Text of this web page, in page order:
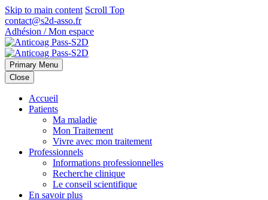
Skip to main content Scroll Top
contact@s2d-asso.fr
Adhésion / Mon espace
Primary Menu
Close
Accueil
Patients
Ma maladie
Mon Traitement
Vivre avec mon traitement
Professionnels
Informations professionnelles
Recherche clinique
Le conseil scientifique
En savoir plus